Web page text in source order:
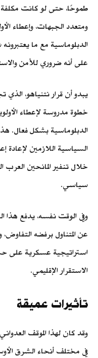
طموحًا، حتى لو كانت
ومتعدد الجبهات، وإعطاء
الدبلوماسية مع ما
على أنه ضروري للأمن
يبدو أن قرار نتنياهو،
خطوة مدروسة لإعطاء
الدبلوماسية بشكل فعال. هذا
السياسية اللازمين لإعادة
خلال تنفير المانحين
سياسي.
وفي الوقت نفسه، يدفع هذا
عن المتناول برفضه
استراتيجية عسكرية على
الاستقرار الإقليمي.
تأثيرات عميقة
وقد كان لهذا الموقف
في مختلف أنحاء الشرق